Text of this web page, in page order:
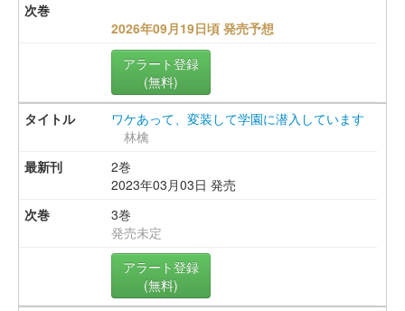
2026年09月19日頃 発売予想
アラート登録
(無料)
ワケあって、変装して学園に潜入しています
林檎
2巻
2023年03月03日 発売
3巻
発売未定
アラート登録
(無料)